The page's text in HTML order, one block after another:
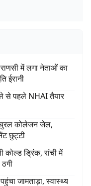
में लगा नेताओं का
ईरानी
से पहले NHAI तैयार
कोलेजन जेल,
छुट्टी
कोल्ड ड्रिंक, रांची में
जामताड़ा, स्वास्थ्य